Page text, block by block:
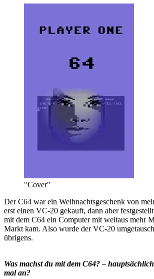
"Cover"
Der C64 war ein Weihnachtsgeschenk von
erst einen VC-20 gekauft, dann aber
mit dem C64 ein Computer mit weitaus mehr
Markt kam. Also wurde der VC-20
übrigens.
Was machst du mit dem C64? –
mal an?